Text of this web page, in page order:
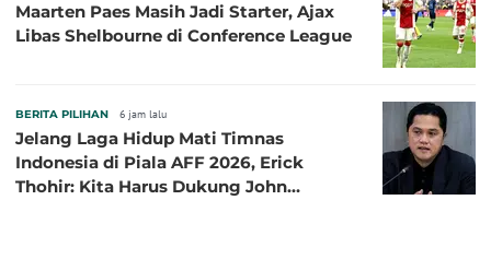
Maarten Paes Masih Jadi Starter, Ajax
Libas Shelbourne di Conference League
BERITA PILIHAN 6 jam lalu
Jelang Laga Hidup Mati Timnas
Indonesia di Piala AFF 2026, Erick
Thohir: Kita Harus Dukung John